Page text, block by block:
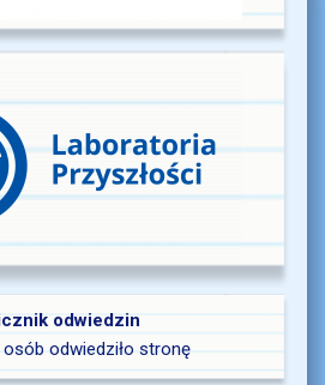
odwiedzin
osób odwiedziło stronę